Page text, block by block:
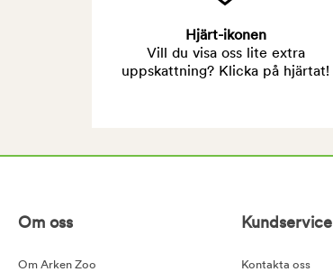
Hjärt-ikonen
Vill du visa oss lite extra
uppskattning? Klicka på hjärtat!
Om oss
Om Arken Zoo
Kundservice
Kontakta oss